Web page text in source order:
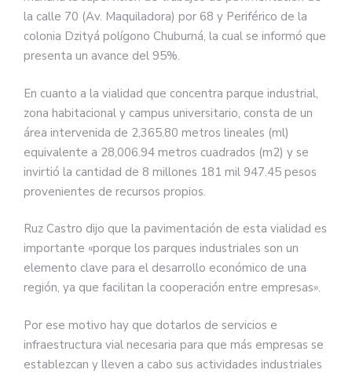
la calle 70 (Av. Maquiladora) por 68 y Periférico de la
colonia Dzityá polígono Chuburná, la cual se informó que
presenta un avance del 95%.
En cuanto a la vialidad que concentra parque industrial,
zona habitacional y campus universitario, consta de un
área intervenida de 2,365.80 metros lineales (ml)
equivalente a 28,006.94 metros cuadrados (m2) y se
invirtió la cantidad de 8 millones 181 mil 947.45 pesos
provenientes de recursos propios.
Ruz Castro dijo que la pavimentación de esta vialidad es
importante «porque los parques industriales son un
elemento clave para el desarrollo económico de una
región, ya que facilitan la cooperación entre empresas».
Por ese motivo hay que dotarlos de servicios e
infraestructura vial necesaria para que más empresas se
establezcan y lleven a cabo sus actividades industriales